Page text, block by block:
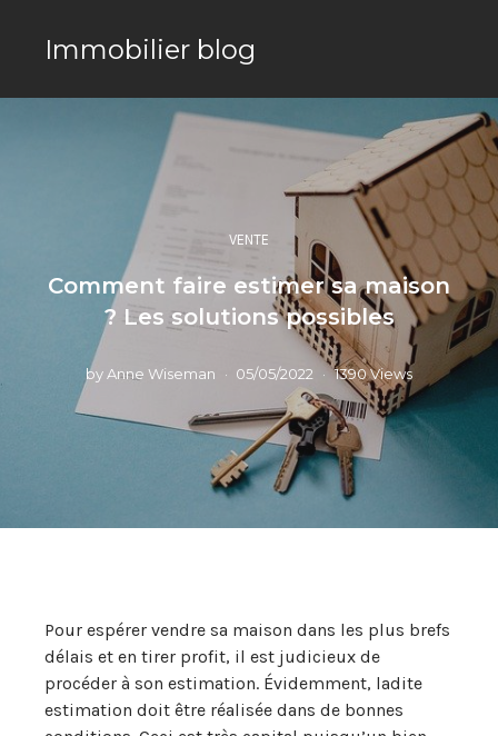
Immobilier blog
VENTE
Comment faire estimer sa maison
? Les solutions possibles
by Anne Wiseman 05/05/2022 1390 Views
Pour espérer vendre sa maison dans les plus brefs
délais et en tirer profit, il est judicieux de
procéder à son estimation. Évidemment, ladite
estimation doit être réalisée dans de bonnes